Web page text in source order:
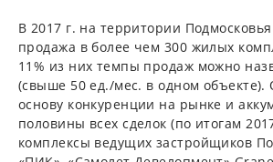
В 2017 г. на территории
продажа в более чем 300 жилых
11% из них темпы продаж можно
(свыше 50 ед./мес. в одном объекте).
основу конкуренции на рынке и
половины всех сделок (по итогам
комплексы ведущих застройщиков